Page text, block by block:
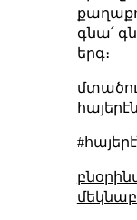
գնա՛
երգ։